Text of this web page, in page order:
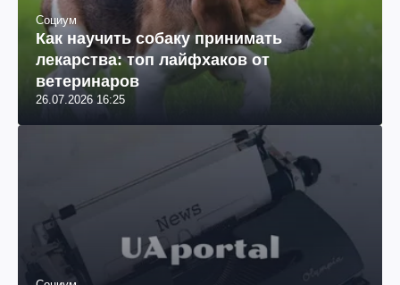
Социум
Как научить собаку принимать
лекарства: топ лайфхаков от
ветеринаров
26.07.2026 16:25